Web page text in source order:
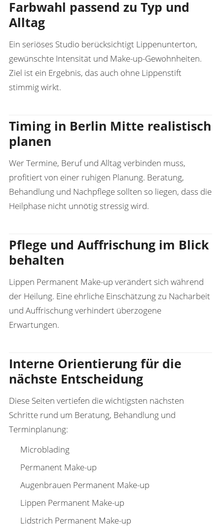
Farbwahl passend zu Typ und
Alltag
Ein seriöses Studio berücksichtigt Lippenunterton,
gewünschte Intensität und Make-up-Gewohnheiten.
Ziel ist ein Ergebnis, das auch ohne Lippenstift
stimmig wirkt.
Timing in Berlin Mitte realistisch
planen
Wer Termine, Beruf und Alltag verbinden muss,
profitiert von einer ruhigen Planung. Beratung,
Behandlung und Nachpflege sollten so liegen, dass die
Heilphase nicht unnötig stressig wird.
Pflege und Auffrischung im Blick
behalten
Lippen Permanent Make-up verändert sich während
der Heilung. Eine ehrliche Einschätzung zu Nacharbeit
und Auffrischung verhindert überzogene
Erwartungen.
Interne Orientierung für die
nächste Entscheidung
Diese Seiten vertiefen die wichtigsten nächsten
Schritte rund um Beratung, Behandlung und
Terminplanung:
Microblading
Permanent Make-up
Augenbrauen Permanent Make-up
Lippen Permanent Make-up
Lidstrich Permanent Make-up